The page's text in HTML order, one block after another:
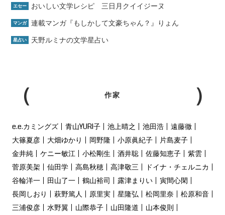
エセー おいしい文学レシピ 三日月クイイジーヌ
マンガ 連載マンガ『もしかして文豪ちゃん？』りょん
星占い 天野ルミナの文学星占い
作家
e.e.カミングズ 青山YURI子 池上晴之 池田浩
遠藤徹
大篠夏彦
大畑ゆかり 岡野隆 小原眞紀子
片島麦子
金井純
ケニー敏江 小松剛生 酒井聡 佐藤知恵子
紫雲
菅原美架
仙田学 高島秋穂 高津敬三
ドイナ・チェルニカ
谷輪洋一
田山了一 鶴山裕司 露津まりい
寅間心閑
長岡しおり
萩野篤人 原里実 星隆弘 松岡里奈
松原和音
三浦俊彦
水野翼 山際恭子 山田隆道
山本俊則